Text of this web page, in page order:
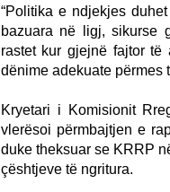
“Politika e ndjekjes
bazuara në ligj, sikurse
rastet kur gjejnë fajtor të
dënime adekuate përmes
Kryetari i Komisionit
vlerësoi përmbajtjen e
duke theksuar se KRRP
çështjeve të ngritura.